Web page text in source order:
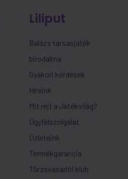
Liliput
Balázs társasjáték
birodalma
Gyakori kérdések
Híreink
Mit rejt a Játékvilág?
Ügyfélszolgálat
Üzleteink
Termékgarancia
Törzsvásárlói klub